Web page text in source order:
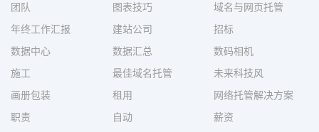
团队
图表技巧
域名与网页托管
年终工作汇报
建站公司
招标
数据中心
数据汇总
数码相机
施工
最佳域名托管
未来科技风
画册包装
租用
网络托管解决方案
职责
自动
薪资